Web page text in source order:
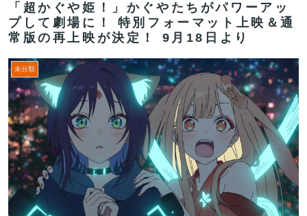
「超かぐや姫！」かぐやたちがパワーアッ
プして劇場に！ 特別フォーマット上映＆通
常版の再上映が決定！ 9月18日より
未分類